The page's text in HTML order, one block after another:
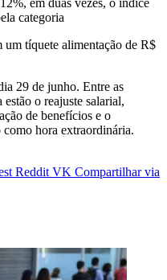
em duas vezes, o índice
categoria
um tíquete alimentação de R$
29 de junho. Entre as
o reajuste salarial,
de benefícios e o
hora extraordinária.
Reddit VK Compartilhar via